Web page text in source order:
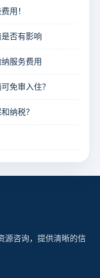
用！
否有影响
服务费用
免审入住？
纳税？
源咨询，提供清晰的信